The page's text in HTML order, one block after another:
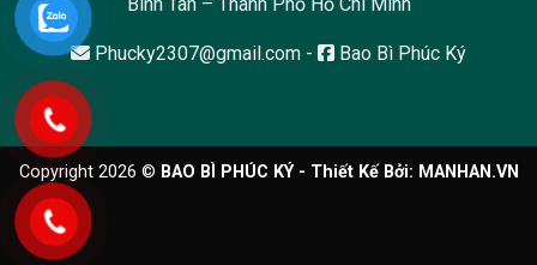
Phucky2307@gmail.com - Bao Bì Phúc Ký
Copyright 2026 © BAO BÌ PHÚC KÝ - Thiết Kế Bởi: MANHAN.VN